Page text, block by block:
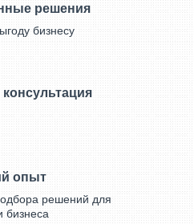
решения
бизнесу
опыт
решений для
бизнеса